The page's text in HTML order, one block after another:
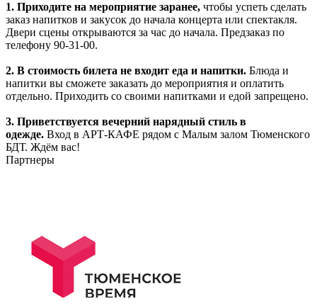
1. Приходите на мероприятие заранее, чтобы успеть сделать
заказ напитков и закусок до начала концерта или спектакля.
Двери сцены открываются за час до начала. Предзаказ по
телефону 90-31-00.
2. В стоимость билета не входит еда и напитки. Блюда и
напитки вы сможете заказать до мероприятия и оплатить
отдельно. Приходить со своими напитками и едой запрещено.
3. Приветствуется вечерний нарядный стиль в
одежде. Вход в АРТ-КАФЕ рядом с Малым залом Тюменского
БДТ. Ждём вас!
Партнеры